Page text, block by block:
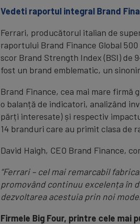
Vedeti raportul integral Brand
Ferrari, producătorul italian de
raportului Brand Finance Global
scor Brand Strength Index (BSI) de
fost un brand emblematic, un
Brand Finance, cea mai mare
o balanță de indicatori, analizând
părți interesate) și respectiv
14 branduri care au primit clasa de
David Haigh, CEO Brand Finance,
“Ferrari – cel mai remarcabil
promovând continuu excelența în
dezvoltarea acestuia prin noi
Firmele Big Four, printre cele mai